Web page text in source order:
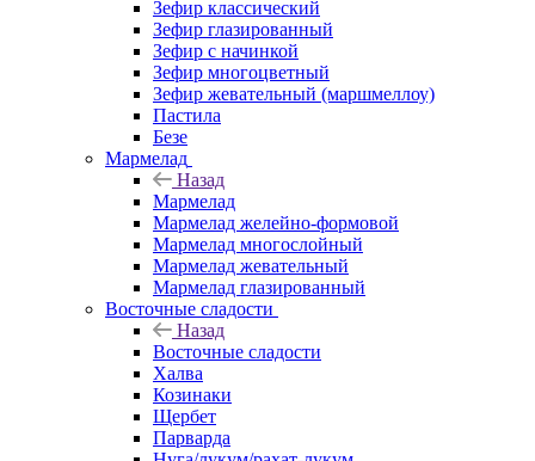
Зефир классический
Зефир глазированный
Зефир с начинкой
Зефир многоцветный
Зефир жевательный (маршмеллоу)
Пастила
Безе
Мармелад
Назад
Мармелад
Мармелад желейно-формовой
Мармелад многослойный
Мармелад жевательный
Мармелад глазированный
Восточные сладости
Назад
Восточные сладости
Халва
Козинаки
Щербет
Парварда